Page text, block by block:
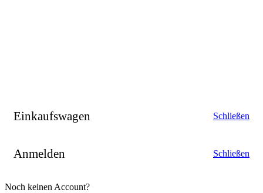
Einkaufswagen Schließen
Anmelden Schließen
Noch keinen Account?